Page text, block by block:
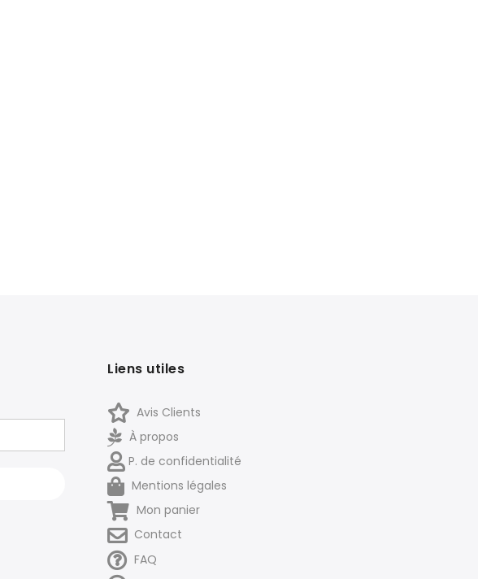
Liens utiles
Avis Clients
À propos
P. de confidentialité
Mentions légales
Mon panier
Contact
FAQ